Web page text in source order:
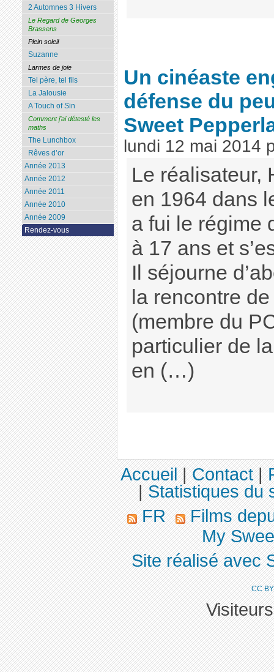
Un cinéaste
défense du
Sweet
lundi 12 mai 2014
Le réalisateur,
en 1964 dans
a fui le régime
à 17 ans et
Il séjourne
la rencontre
(membre du
particulier de
en (…)
2 Automnes 3 Hivers
Le Regard de Georges
Brassens
Plein soleil
Suzanne
Larmes de joie
Tel père, tel fils
La Jalousie
A Touch of Sin
Comment j’ai détesté les
maths
The Lunchbox
Rêves d’or
Année 2013
Année 2012
Année 2011
Année 2010
Année 2009
Rendez-vous
Accueil|Contact|
|Statistiques du
FR
Films
My
Site réalisé avec
CC